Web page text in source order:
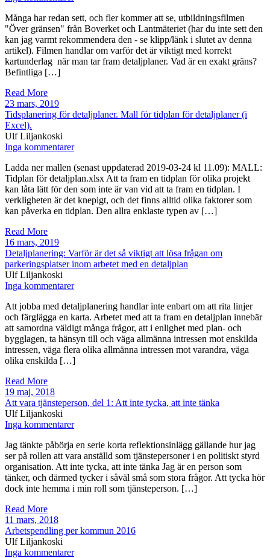
Många har redan sett, och fler kommer att se, utbildningsfilmen
"Över gränsen" från Boverket och Lantmäteriet (har du inte sett den
kan jag varmt rekommendera den - se klipp/länk i slutet av denna
artikel). Filmen handlar om varför det är viktigt med korrekt
kartunderlag när man tar fram detaljplaner. Vad är en exakt gräns?
Befintliga […]
Read More
23 mars, 2019
Tidsplanering för detaljplaner. Mall för tidplan för detaljplaner (i
Excel).
Ulf Liljankoski
Inga kommentarer
Ladda ner mallen (senast uppdaterad 2019-03-24 kl 11.09): MALL:
Tidplan för detaljplan.xlsx Att ta fram en tidplan för olika projekt
kan låta lätt för den som inte är van vid att ta fram en tidplan. I
verkligheten är det knepigt, och det finns alltid olika faktorer som
kan påverka en tidplan. Den allra enklaste typen av […]
Read More
16 mars, 2019
Detaljplanering: Varför är det så viktigt att lösa frågan om
parkeringsplatser inom arbetet med en detaljplan
Ulf Liljankoski
Inga kommentarer
Att jobba med detaljplanering handlar inte enbart om att rita linjer
och färglägga en karta. Arbetet med att ta fram en detaljplan innebär
att samordna väldigt många frågor, att i enlighet med plan- och
bygglagen, ta hänsyn till och väga allmänna intressen mot enskilda
intressen, väga flera olika allmänna intressen mot varandra, väga
olika enskilda […]
Read More
19 maj, 2018
Att vara tjänsteperson, del 1: Att inte tycka, att inte tänka
Ulf Liljankoski
Inga kommentarer
Jag tänkte påbörja en serie korta reflektionsinlägg gällande hur jag
ser på rollen att vara anställd som tjänstepersoner i en politiskt styrd
organisation. Att inte tycka, att inte tänka Jag är en person som
tänker, och därmed tycker i såväl små som stora frågor. Att tycka hör
dock inte hemma i min roll som tjänsteperson. […]
Read More
11 mars, 2018
Arbetspendling per kommun 2016
Ulf Liljankoski
Inga kommentarer